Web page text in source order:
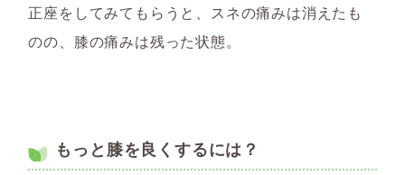
正座をしてみてもらうと、スネの痛みは消えたも
のの、膝の痛みは残った状態。
もっと膝を良くするには？